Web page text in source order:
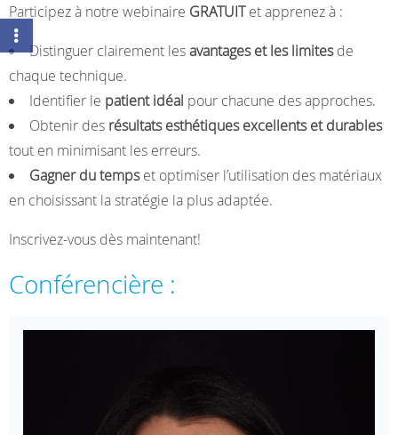
Participez à notre webinaire GRATUITet apprenez à :
Distinguer clairement lesavantages et les limitesde
chaque technique.
Identifier le patient idéal pour chacune des approches.
Obtenir des résultats esthétiques excellents et durables
tout en minimisant les erreurs.
Gagner du tempset optimiser l’utilisation des matériaux
en choisissant la stratégie la plus adaptée.
Inscrivez-vous dès maintenant!
Conférencière :